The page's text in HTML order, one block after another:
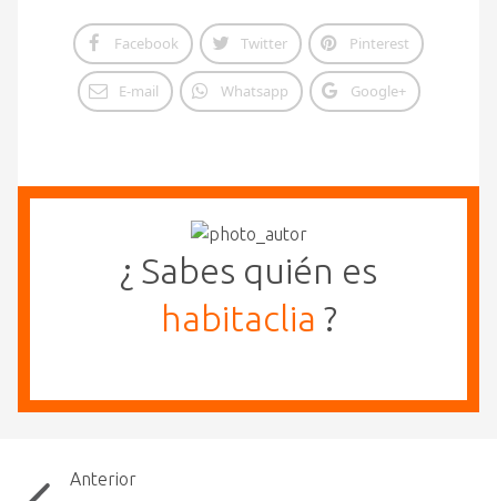
Facebook Twitter Pinterest
E-mail Whatsapp Google+
¿ Sabes quién es
habitaclia ?
Anterior